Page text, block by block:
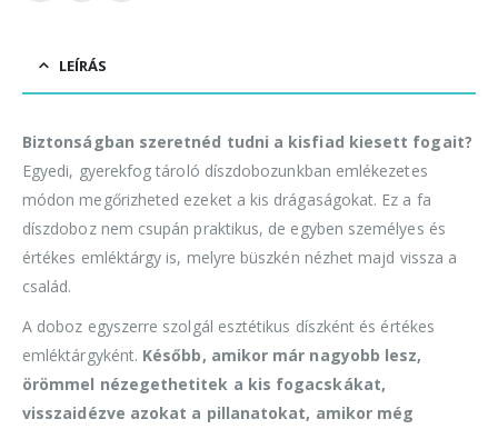
LEÍRÁS
Biztonságban szeretnéd tudni a kisfiad kiesett fogait?
Egyedi, gyerekfog tároló díszdobozunkban emlékezetes
módon megőrizheted ezeket a kis drágaságokat. Ez a fa
díszdoboz nem csupán praktikus, de egyben személyes és
értékes emléktárgy is, melyre büszkén nézhet majd vissza a
család.
A doboz egyszerre szolgál esztétikus díszként és értékes
emléktárgyként. Később, amikor már nagyobb lesz,
örömmel nézegethetitek a kis fogacskákat,
visszaidézve azokat a pillanatokat, amikor még